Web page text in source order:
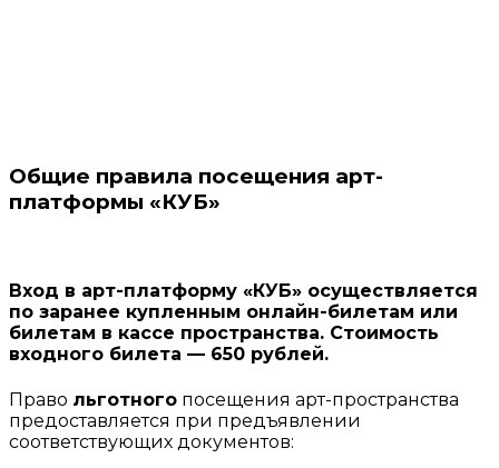
Общие правила посещения арт-
платформы «КУБ»
Вход в арт-платформу «КУБ» осуществляется
по заранее купленным онлайн-билетам или
билетам в кассе пространства. Стоимость
входного билета — 650 рублей.
Право льготного посещения арт-пространства
предоставляется при предъявлении
соответствующих документов: